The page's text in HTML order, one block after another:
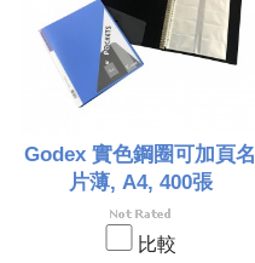
Godex 實色鋼圈可加頁名
片薄, A4, 400張
比較